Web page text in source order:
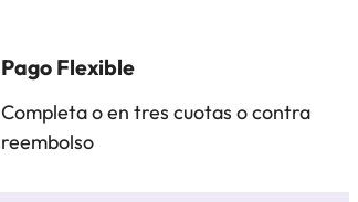
Pago Flexible
Completa o en tres cuotas o contra
reembolso